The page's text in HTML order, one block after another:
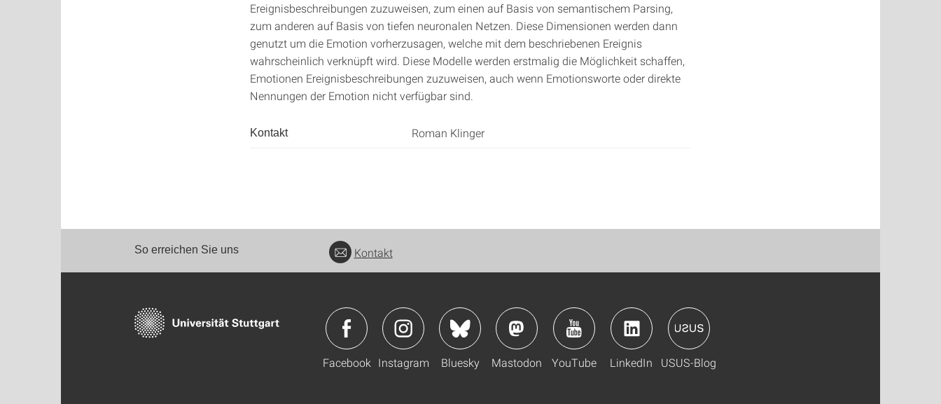
Ereignisbeschreibungen zuzuweisen, zum einen auf Basis von semantischem Parsing,
zum anderen auf Basis von tiefen neuronalen Netzen. Diese Dimensionen werden dann
genutzt um die Emotion vorherzusagen, welche mit dem beschriebenen Ereignis
wahrscheinlich verknüpft wird. Diese Modelle werden erstmalig die Möglichkeit schaffen,
Emotionen Ereignisbeschreibungen zuzuweisen, auch wenn Emotionsworte oder direkte
Nennungen der Emotion nicht verfügbar sind.
Kontakt Roman Klinger
So erreichen Sie uns Kontakt
Facebook Instagram Bluesky Mastodon YouTube LinkedIn USUS-Blog